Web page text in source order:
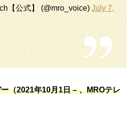
【公式】 (@mro_voice) July 7,
（2021年10月1日 – 、MROテレ